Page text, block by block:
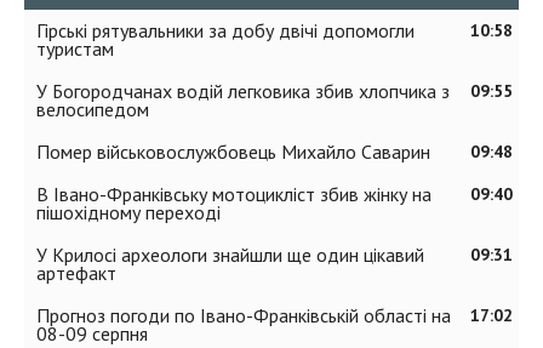
10:58
Гірські рятувальники за добу двічі допомогли
туристам
09:55
У Богородчанах водій легковика збив хлопчика з
велосипедом
09:48
Помер військовослужбовець Михайло Саварин
09:40
В Івано-Франківську мотоцикліст збив жінку на
пішохідному переході
09:31
У Крилосі археологи знайшли ще один цікавий
артефакт
17:02
Прогноз погоди по Івано-Франківській області на
08-09 серпня